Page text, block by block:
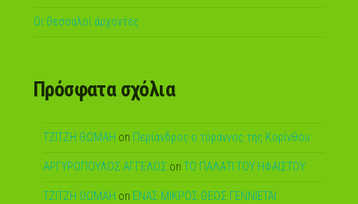
Οι θεσσαλοί άρχοντες
Πρόσφατα σχόλια
ΤΖΙΤΖΗ ΘΩΜΑΗ on Περίανδρος ο τύραννος της Κορίνθου
ΑΡΓΥΡΟΠΟΥΛΟΣ ΑΓΓΕΛΟΣ on ΤΟ ΠΑΛΑΤΙ ΤΟΥ ΗΦΑΙΣΤΟΥ
ΤΖΙΤΖΗ ΘΩΜΑΗ on ΕΝΑΣ ΜΙΚΡΟΣ ΘΕΟΣ ΓΕΝΝΙΕΤΑΙ